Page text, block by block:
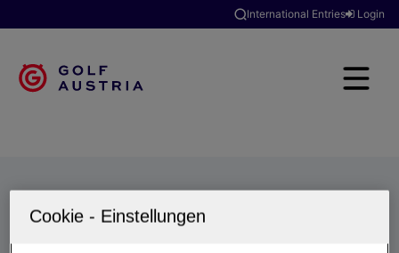
International Entries Login
Turniere